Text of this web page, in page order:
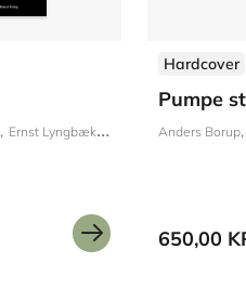
Ernst Lyngbæk Finn D. Kristensen
Hardcover
Pumpe
Anders Borup
650,00